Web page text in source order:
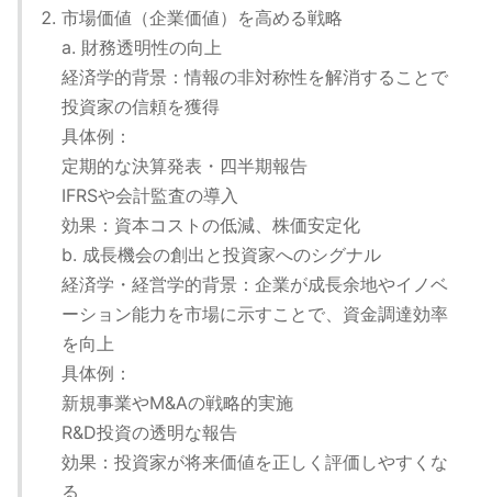
市場価値（企業価値）を高める戦略
a. 財務透明性の向上
経済学的背景：情報の非対称性を解消することで
投資家の信頼を獲得
具体例：
定期的な決算発表・四半期報告
IFRSや会計監査の導入
効果：資本コストの低減、株価安定化
b. 成長機会の創出と投資家へのシグナル
経済学・経営学的背景：企業が成長余地やイノベ
ーション能力を市場に示すことで、資金調達効率
を向上
具体例：
新規事業やM&Aの戦略的実施
R&D投資の透明な報告
効果：投資家が将来価値を正しく評価しやすくな
る